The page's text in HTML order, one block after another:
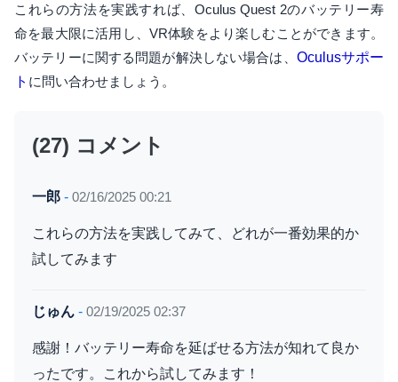
これらの方法を実践すれば、Oculus Quest 2のバッテリー寿
命を最大限に活用し、VR体験をより楽しむことができます。
バッテリーに関する問題が解決しない場合は、 Oculusサポー
ト に問い合わせましょう。
(27) コメント
一郎 - 02/16/2025 00:21
これらの方法を実践してみて、どれが一番効果的か
試してみます
じゅん - 02/19/2025 02:37
感謝！バッテリー寿命を延ばせる方法が知れて良か
ったです。これから試してみます！